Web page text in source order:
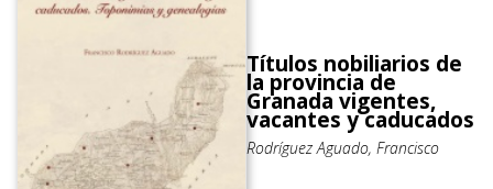
Títulos nobiliarios de
la provincia de
Granada vigentes,
vacantes y caducados
Rodríguez Aguado, Francisco